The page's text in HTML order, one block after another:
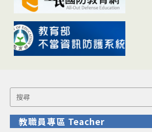
Search
for:
教職員專區 Teacher